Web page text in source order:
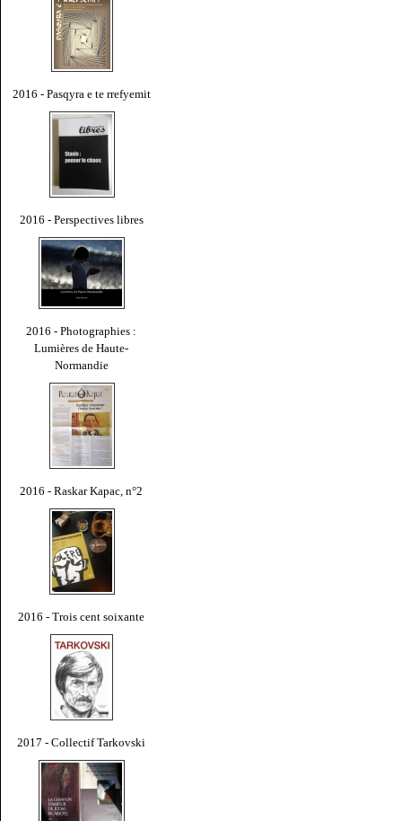
2016 - Pasqyra e te rrefyemit
2016 - Perspectives libres
2016 - Photographies :
Lumières de Haute-
Normandie
2016 - Raskar Kapac, n°2
2016 - Trois cent soixante
2017 - Collectif Tarkovski